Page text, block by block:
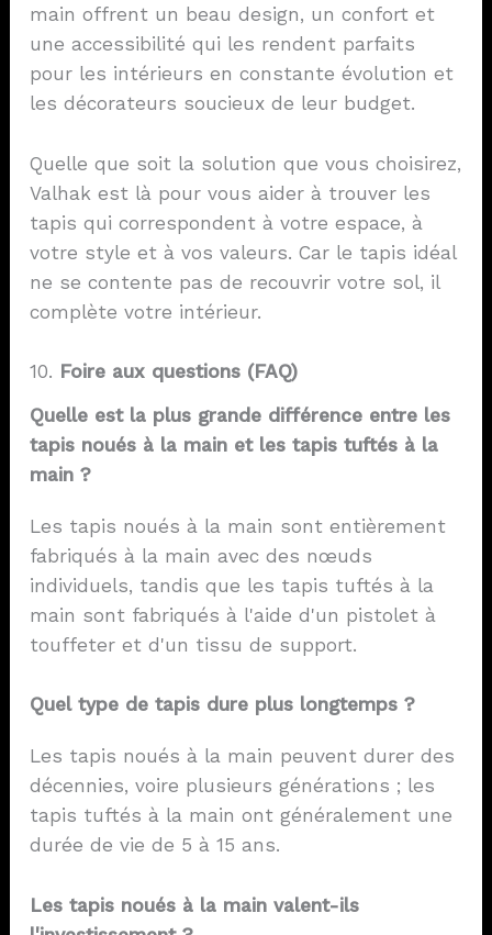
main offrent un beau design, un confort et
une accessibilité qui les rendent parfaits
pour les intérieurs en constante évolution et
les décorateurs soucieux de leur budget.
Quelle que soit la solution que vous choisirez,
Valhak est là pour vous aider à trouver les
tapis qui correspondent à votre espace, à
votre style et à vos valeurs. Car le tapis idéal
ne se contente pas de recouvrir votre sol, il
complète votre intérieur.
10. Foire aux questions (FAQ)
Quelle est la plus grande différence entre les
tapis noués à la main et les tapis tuftés à la
main ?
Les tapis noués à la main sont entièrement
fabriqués à la main avec des nœuds
individuels, tandis que les tapis tuftés à la
main sont fabriqués à l'aide d'un pistolet à
touffeter et d'un tissu de support.
Quel type de tapis dure plus longtemps ?
Les tapis noués à la main peuvent durer des
décennies, voire plusieurs générations ; les
tapis tuftés à la main ont généralement une
durée de vie de 5 à 15 ans.
Les tapis noués à la main valent-ils